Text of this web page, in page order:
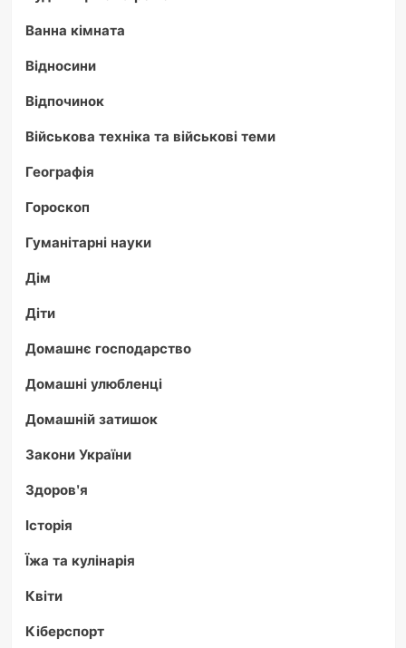
Ванна кімната
Відносини
Відпочинок
Військова техніка та військові теми
Географія
Гороскоп
Гуманітарні науки
Дім
Діти
Домашнє господарство
Домашні улюбленці
Домашній затишок
Закони України
Здоров'я
Історія
Їжа та кулінарія
Квіти
Кіберспорт